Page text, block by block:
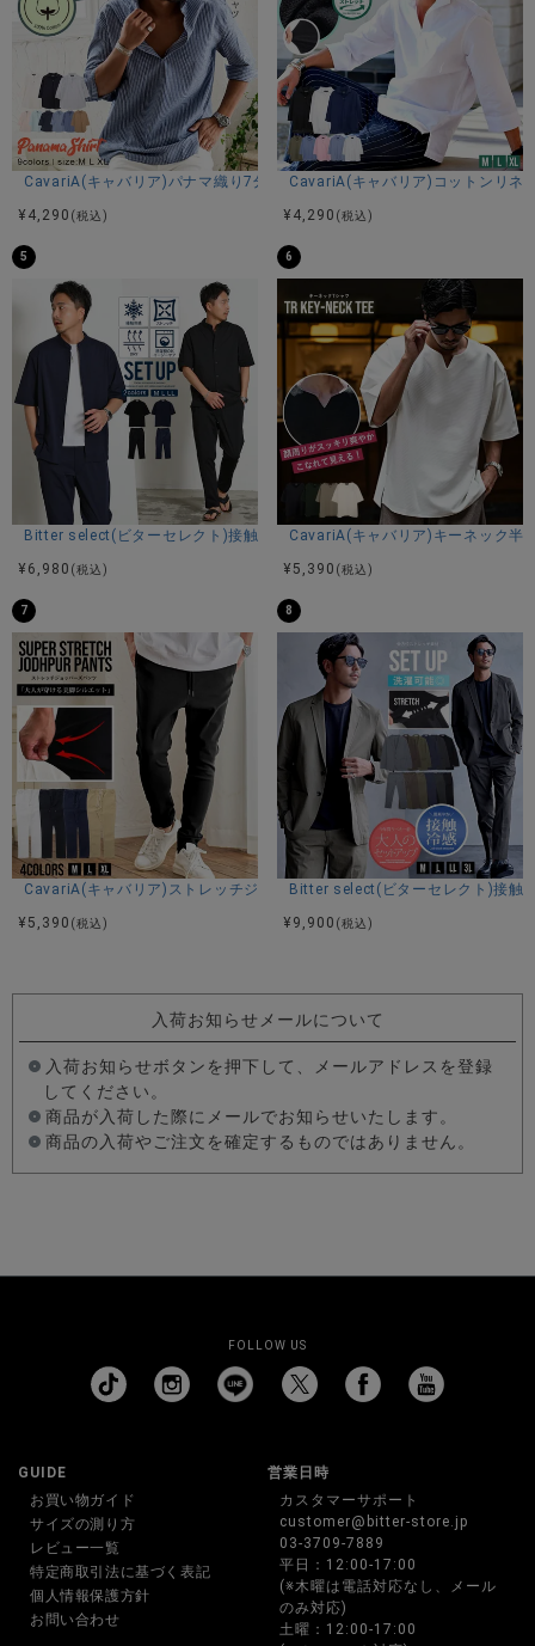
CavariA(キャバリア)パナマ織り7分袖カプリシャツ/全9色
¥ 4,290 (税込)
CavariA(キャバリア)コットンリネ
¥ 4,290 (税込)
5
Bitter select(ビターセレクト)接触冷感スーパーストレッチバンドカラー
¥ 6,980 (税込)
6
CavariA(キャバリア)キーネック半
¥ 5,390 (税込)
7
CavariA(キャバリア)ストレッチジョッパーパンツ/全4色
¥ 5,390 (税込)
8
Bitter select(ビターセレクト)接触
¥ 9,900 (税込)
入荷お知らせメールについて
入荷お知らせボタンを押下して、メールアドレスを登録
してください。
商品が入荷した際にメールでお知らせいたします。
商品の入荷やご注文を確定するものではありません。
FOLLOW US
GUIDE
お買い物ガイド
サイズの測り方
レビュー一覧
特定商取引法に基づく表記
個人情報保護方針
お問い合わせ
営業日時
カスタマーサポート
customer@bitter-store.jp
03-3709-7889
平日：12:00-17:00
(※木曜は電話対応なし、メール
のみ対応)
土曜：12:00-17:00